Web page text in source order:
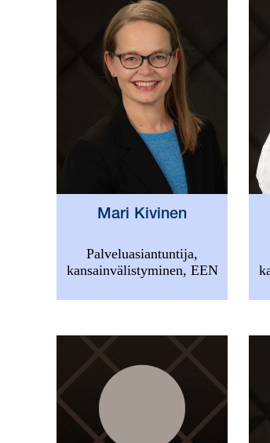
Mari Kivinen
Palveluasiantuntija,
kansainvälistyminen, EEN